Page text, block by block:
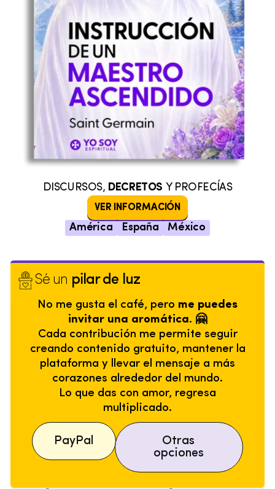
DISCURSOS, DECRETOS Y PROFECÍAS
VER INFORMACIÓN
América España México
Sé un pilar de luz
No me gusta el café, pero me puedes
invitar una aromática. 🤗
Cada contribución me permite seguir
creando contenido gratuito, mantener la
plataforma y llevar el mensaje a más
corazones alrededor del mundo.
Lo que das con amor, regresa
multiplicado.
PayPal
Otras
opciones